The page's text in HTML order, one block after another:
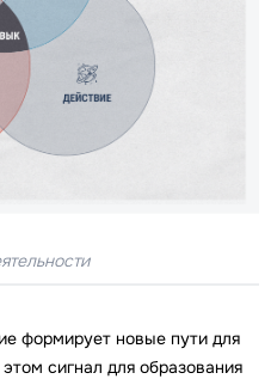
формирует новые пути для
сигнал для образования